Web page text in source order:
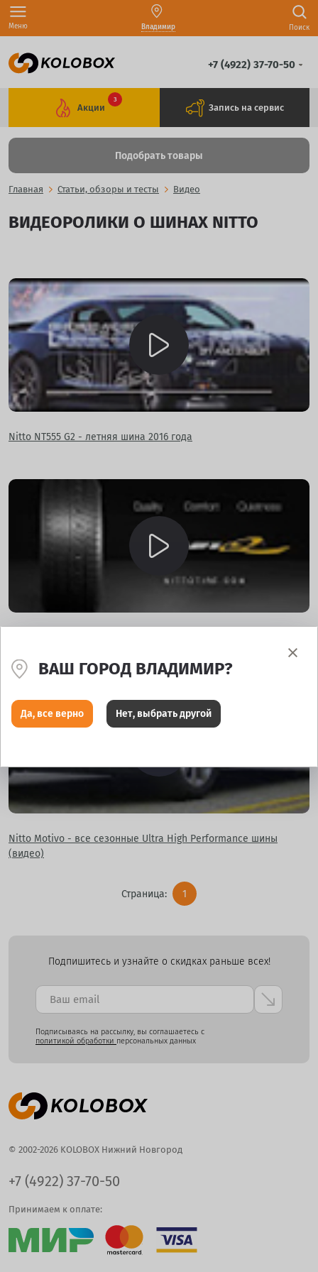
Меню Владимир Поиск
+7 (4922) 37-70-50
Акции
3
Запись на сервис
Подобрать товары
Главная Статьи, обзоры и тесты Видео
ВИДЕОРОЛИКИ О ШИНАХ NITTO
Nitto NT555 G2 - летняя шина 2016 года
Nitto Motivo - все сезонные Ultra High Performance шины
(видео)
Страница: 1
Подпишитесь и узнайте о скидках раньше всех!
Подписываясь на рассылку, вы соглашаетесь с
политикой обработки персональных данных
© 2002-2026 KOLOBOX Нижний Новгород
+7 (4922) 37-70-50
Принимаем к оплате:
ВАШ ГОРОД ВЛАДИМИР?
Да, все верно Нет, выбрать другой